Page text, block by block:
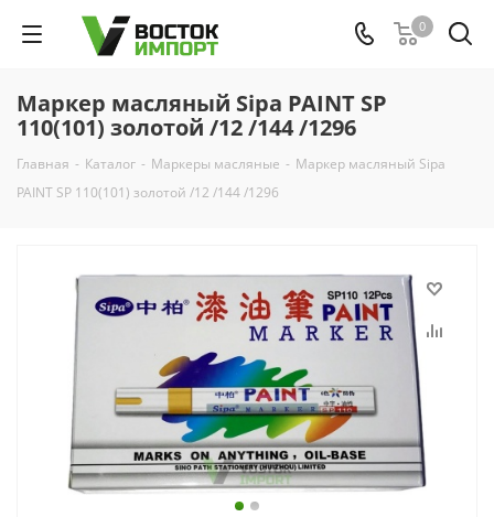
0
Маркер масляный Sipa PAINT SP
110(101) золотой /12 /144 /1296
Главная - Каталог - Маркеры масляные - Маркер масляный Sipa
PAINT SP 110(101) золотой /12 /144 /1296